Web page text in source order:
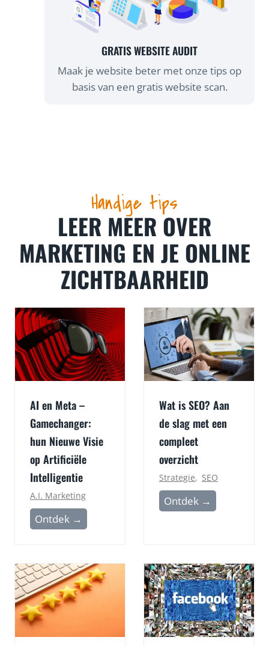
GRATIS WEBSITE AUDIT
Maak je website beter met onze tips op
basis van een gratis website scan.
Handige tips
LEER MEER OVER
MARKETING EN JE ONLINE
ZICHTBAARHEID
AI en Meta –
Gamechanger:
hun Nieuwe Visie
op Artificiële
Intelligentie
A.I. Marketing
Ontdek →
n
M
Wat is SEO? Aan
de slag met een
compleet
overzicht
Strategie, SEO
Ontdek →
s
S
E
O
?